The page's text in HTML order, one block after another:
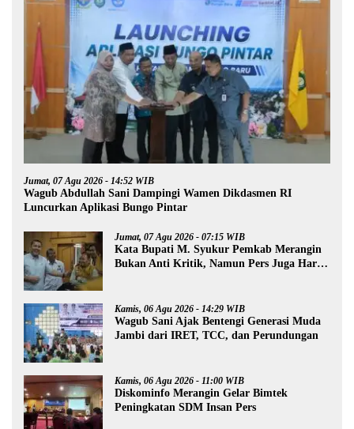
Jumat, 07 Agu 2026 - 14:52 WIB
Wagub Abdullah Sani Dampingi Wamen Dikdasmen RI
Luncurkan Aplikasi Bungo Pintar
Jumat, 07 Agu 2026 - 07:15 WIB
Kata Bupati M. Syukur Pemkab Merangin
Bukan Anti Kritik, Namun Pers Juga Harus
Kamis, 06 Agu 2026 - 14:29 WIB
Wagub Sani Ajak Bentengi Generasi Muda
Jambi dari IRET, TCC, dan Perundungan
Kamis, 06 Agu 2026 - 11:00 WIB
Diskominfo Merangin Gelar Bimtek
Peningkatan SDM Insan Pers